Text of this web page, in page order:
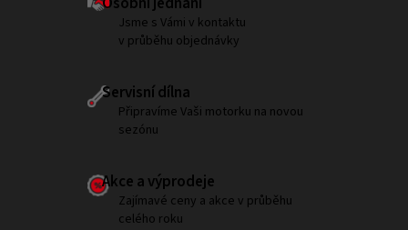
Jsme s Vámi v kontaktu
v průběhu objednávky
Servisní dílna
Připravíme Vaši motorku na novou
sezónu
Akce a výprodeje
Zajímavé ceny a akce v průběhu
celého roku